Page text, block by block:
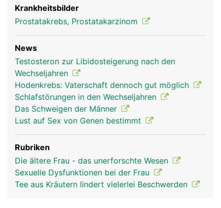
Krankheitsbilder
Prostatakrebs, Prostatakarzinom
News
Testosteron zur Libidosteigerung nach den
Wechseljahren
Hodenkrebs: Vaterschaft dennoch gut möglich
Schlafstörungen in den Wechseljahren
Das Schweigen der Männer
Lust auf Sex von Genen bestimmt
Rubriken
Die ältere Frau - das unerforschte Wesen
Sexuelle Dysfunktionen bei der Frau
Tee aus Kräutern lindert vielerlei Beschwerden